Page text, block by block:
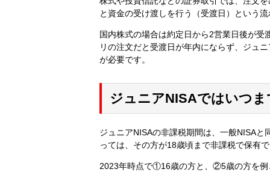
と資金の受け渡しを行う（受渡日）という
国内株式の場合は約定日から2営業日後が
リの注文だと受渡日が年内にならず、ジュ
が必要です。
ジュニアNISAではいつ
ジュニアNISAの非課税期間は、一般NISA
っては、その方が18歳頃まで非課税で保有
2023年時点で①16歳の方と、②5歳の方を例